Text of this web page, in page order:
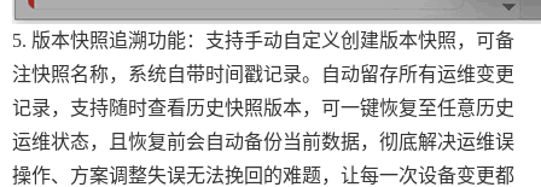
5. 版本快照追溯功能：支持手动自定义创建版本快照，可备
注快照名称，系统自带时间戳记录。自动留存所有运维变更
记录，支持随时查看历史快照版本，可一键恢复至任意历史
运维状态，且恢复前会自动备份当前数据，彻底解决运维误
操作、方案调整失误无法挽回的难题，让每一次设备变更都